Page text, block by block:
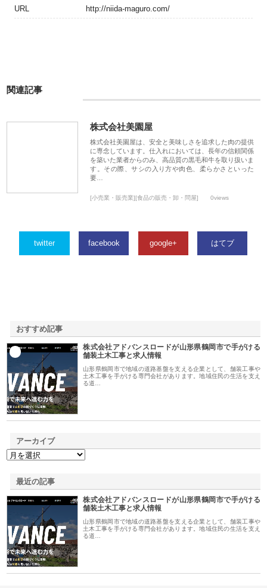
URL http://niida-maguro.com/
関連記事
株式会社美園屋
株式会社美園屋は、安全と美味しさを追求した肉の提供
に専念しています。仕入れにおいては、長年の信頼関係
を築いた業者からのみ、高品質の黒毛和牛を取り扱いま
す。その際、サシの入り方や肉色、柔らかさといった
要…
[小売業・販売業][食品の販売・卸・問屋] 0views
twitter facebook google+ はてブ
おすすめ記事
株式会社アドバンスロードが山形県鶴岡市で手がける
舗装土木工事と求人情報
山形県鶴岡市で地域の道路基盤を支える企業として、舗装工事や
土木工事を手がける専門会社があります。地域住民の生活を支え
る道…
アーカイブ
最近の記事
株式会社アドバンスロードが山形県鶴岡市で手がける
舗装土木工事と求人情報
山形県鶴岡市で地域の道路基盤を支える企業として、舗装工事や
土木工事を手がける専門会社があります。地域住民の生活を支え
る道…